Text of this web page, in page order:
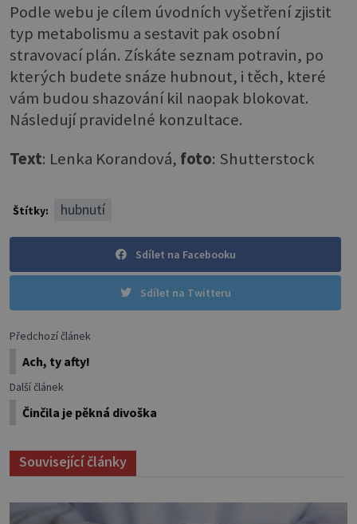
Podle webu je cílem úvodních vyšetření zjistit
typ metabolismu a sestavit pak osobní
stravovací plán. Získáte seznam potravin, po
kterých budete snáze hubnout, i těch, které
vám budou shazování kil naopak blokovat.
Následují pravidelné konzultace.
Text: Lenka Korandová, foto: Shutterstock
Štítky: hubnutí
Sdílet na Facebooku
Sdílet na Twitteru
Předchozí článek
Ach, ty afty!
Další článek
Činčila je pěkná divoška
Související články